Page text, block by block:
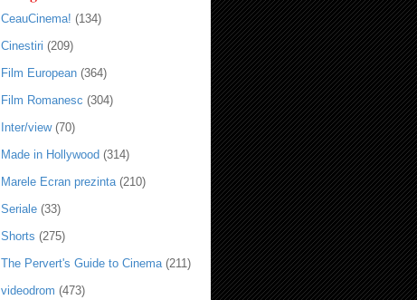
CeauCinema! (134)
Cinestiri (209)
Film European (364)
Film Romanesc (304)
Inter/view (70)
Made in Hollywood (314)
Marele Ecran prezinta (210)
Seriale (33)
Shorts (275)
The Pervert's Guide to Cinema (211)
videodrom (473)